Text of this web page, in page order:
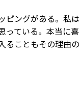
ピングがある。私
っている。本当に
こともその理由の